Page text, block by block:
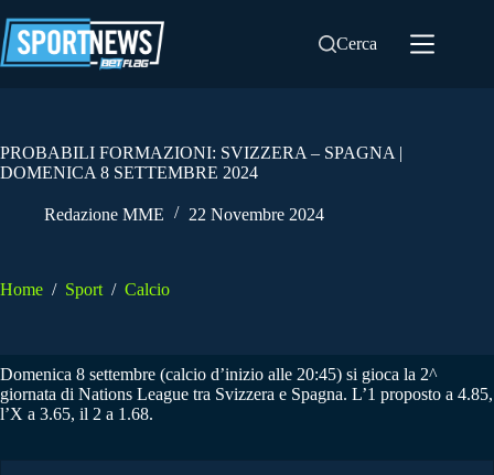
al
contenuto
Cerca
PROBABILI FORMAZIONI: SVIZZERA – SPAGNA |
DOMENICA 8 SETTEMBRE 2024
Redazione MME 22 Novembre 2024
Home / Sport / Calcio
Domenica 8 settembre (calcio d’inizio alle 20:45) si gioca la 2^
giornata di Nations League tra Svizzera e Spagna. L’1 proposto a 4.85,
l’X a 3.65, il 2 a 1.68.